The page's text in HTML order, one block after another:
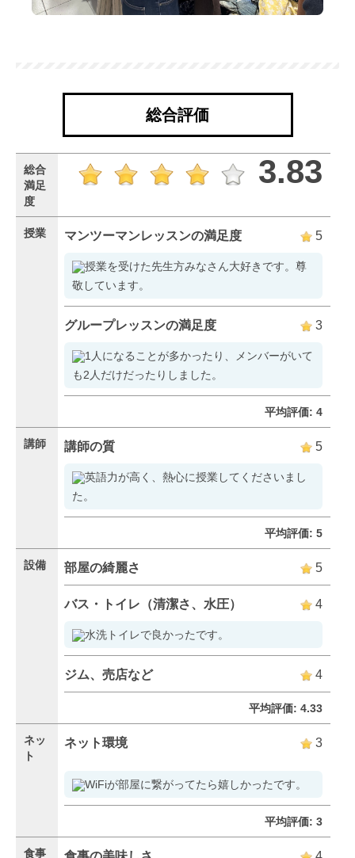
総合評価
総合
満足
度
3.83
授業 マンツーマンレッスンの満足度 5
授業を受けた先生方みなさん大好きです。尊
敬しています。
グループレッスンの満足度 3
1人になることが多かったり、メンバーがいて
も2人だけだったりしました。
平均評価: 4
講師 講師の質 5
英語力が高く、熱心に授業してくださいまし
た。
平均評価: 5
設備 部屋の綺麗さ 5
バス・トイレ（清潔さ、水圧） 4
水洗トイレで良かったです。
ジム、売店など 4
平均評価: 4.33
ネッ
ト
ネット環境 3
WiFiが部屋に繋がってたら嬉しかったです。
平均評価: 3
食事